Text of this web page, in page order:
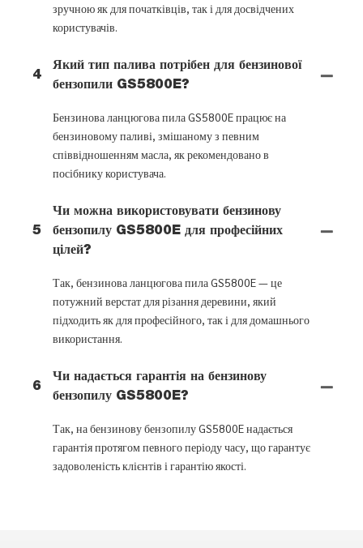
зручною як для початківців, так і для досвідчених
користувачів.
4
Який тип палива потрібен для бензинової
бензопили GS5800E?
Бензинова ланцюгова пила GS5800E працює на
бензиновому паливі, змішаному з певним
співвідношенням масла, як рекомендовано в
посібнику користувача.
5
Чи можна використовувати бензинову
бензопилу GS5800E для професійних
цілей?
Так, бензинова ланцюгова пила GS5800E — це
потужний верстат для різання деревини, який
підходить як для професійного, так і для домашнього
використання.
6
Чи надається гарантія на бензинову
бензопилу GS5800E?
Так, на бензинову бензопилу GS5800E надається
гарантія протягом певного періоду часу, що гарантує
задоволеність клієнтів і гарантію якості.